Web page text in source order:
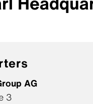
Patina
Patina
AG
3